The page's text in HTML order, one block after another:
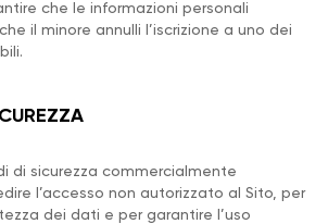
che le informazioni personali
il minore annulli l’iscrizione a uno dei
di sicurezza commercialmente
l’accesso non autorizzato al Sito, per
dei dati e per garantire l’uso